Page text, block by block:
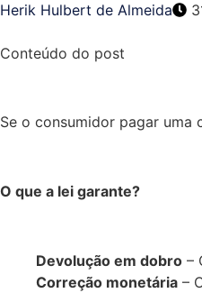
Herik Hulbert de Almeida
Conteúdo do post
Se o consumidor pagar uma
O que a lei garante?
Devolução em dobro –
Correção monetária –